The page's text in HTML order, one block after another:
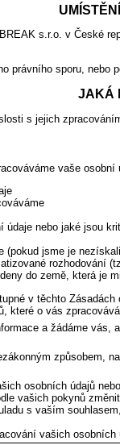
s.r.o. v České
právního sporu, nebo
JAKÁ
s jejich
vaše
údaje nebo jaké jsou
(pokud jsme je
rozhodování
do země, která je
v těchto Zásadách
které o vás
a žádáme
způsobem,
osobních údajů
vašich pokynů
s vaším
vašich